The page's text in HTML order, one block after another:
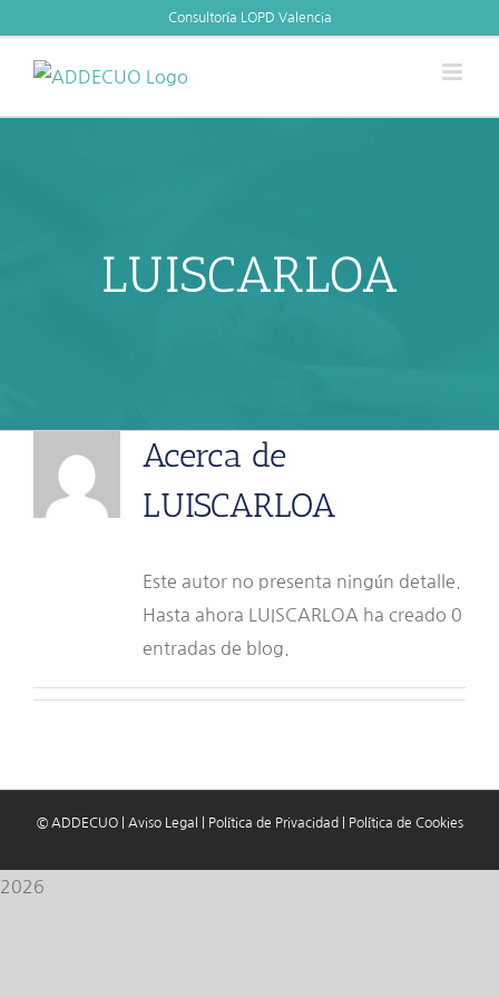
content
Consultoría LOPD Valencia
LUISCARLOA
Acerca de
LUISCARLOA
Este autor no presenta ningún detalle.
Hasta ahora LUISCARLOA ha creado 0
entradas de blog.
© ADDECUO Aviso Legal Política de Privacidad Política de Cookies
2026